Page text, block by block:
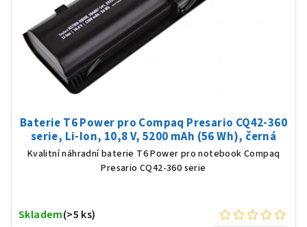
Baterie T6 Power pro Compaq Presario CQ42-360
serie, Li-Ion, 10,8 V, 5200 mAh (56 Wh), černá
Kvalitní náhradní baterie T6 Power pro notebook Compaq
Presario CQ42-360 serie
Skladem(>5 ks)